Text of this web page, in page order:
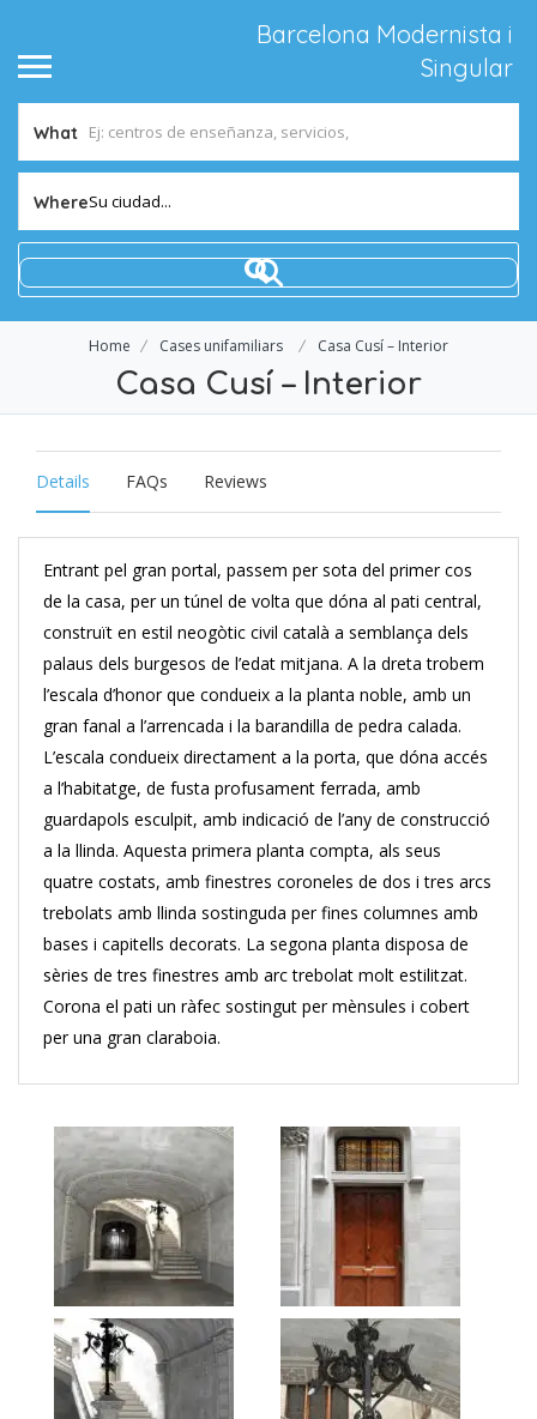
Barcelona Modernista i
Singular
What
WhereSu ciudad...
Home Cases unifamiliars Casa Cusí – Interior
Casa Cusí – Interior
Details FAQs Reviews
Entrant pel gran portal, passem per sota del primer cos
de la casa, per un túnel de volta que dóna al pati central,
construït en estil neogòtic civil català a semblança dels
palaus dels burgesos de l’edat mitjana. A la dreta trobem
l’escala d’honor que condueix a la planta noble, amb un
gran fanal a l’arrencada i la barandilla de pedra calada.
L’escala condueix directament a la porta, que dóna accés
a l’habitatge, de fusta profusament ferrada, amb
guardapols esculpit, amb indicació de l’any de construcció
a la llinda. Aquesta primera planta compta, als seus
quatre costats, amb finestres coroneles de dos i tres arcs
trebolats amb llinda sostinguda per fines columnes amb
bases i capitells decorats. La segona planta disposa de
sèries de tres finestres amb arc trebolat molt estilitzat.
Corona el pati un ràfec sostingut per mènsules i cobert
per una gran claraboia.